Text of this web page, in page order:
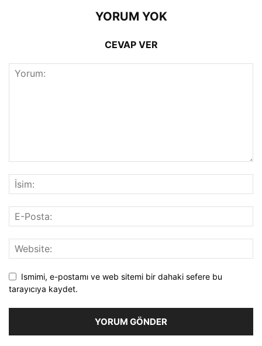
YORUM YOK
CEVAP VER
Ismimi, e-postamı ve web sitemi bir dahaki sefere bu
tarayıcıya kaydet.